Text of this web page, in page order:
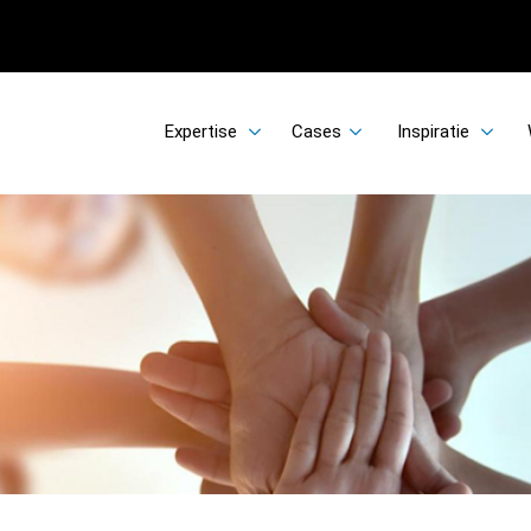
Expertise Cases Inspiratie